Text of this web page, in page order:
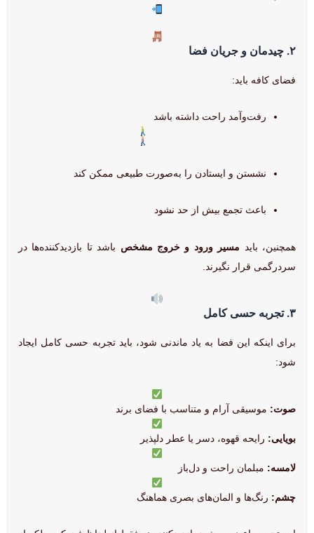
۲. چیدمان و جریان فضا
فضای کافه باید:
رفت‌وآمد راحت داشته باشد
نشستن و ایستادن را به‌صورت طبیعی ممکن کند
باعث تجمع بیش از حد نشود
همچنین، باید مسیر ورود و خروج مشخص باشد تا بازدیدکننده‌ها در
سردرگمی قرار نگیرند.
۳. تجربه حسی کامل
برای اینکه این فضا به یاد ماندنی شود، باید تجربه حسی کامل ایجاد
شود:
صوت: موسیقی آرام و متناسب با فضای برند
بویایی: رایحه قهوه، دسر یا عطر دلپذیر
لامسه: مبلمان راحت و دل‌باز
چشم: رنگ‌ها و المان‌های بصری هماهنگ